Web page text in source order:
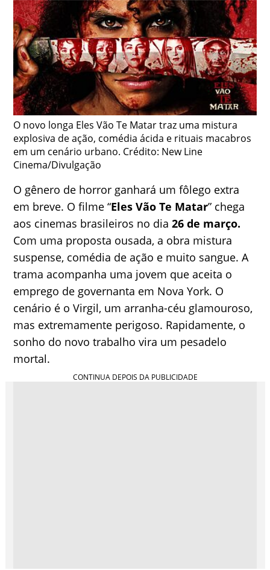
O novo longa Eles Vão Te Matar traz uma mistura
explosiva de ação, comédia ácida e rituais macabros
em um cenário urbano. Crédito: New Line
Cinema/Divulgação
O gênero de horror ganhará um fôlego extra
em breve. O filme “Eles Vão Te Matar” chega
aos cinemas brasileiros no dia 26 de março.
Com uma proposta ousada, a obra mistura
suspense, comédia de ação e muito sangue. A
trama acompanha uma jovem que aceita o
emprego de governanta em Nova York. O
cenário é o Virgil, um arranha-céu glamouroso,
mas extremamente perigoso. Rapidamente, o
sonho do novo trabalho vira um pesadelo
mortal.